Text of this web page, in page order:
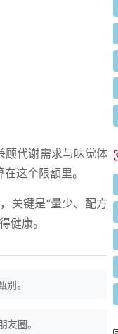
顾代谢需求与味觉体
这个限额里。
关键是“量少、配方
健康。
。
圈。